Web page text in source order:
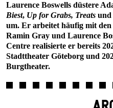
Laurence Boswells düstere
Biest, Up for Grabs, Treats und
um. Er arbeitet häufig mit
Ramin Gray und Laurence
Centre realisierte er bereits
Stadttheater Göteborg und
Burgtheater.